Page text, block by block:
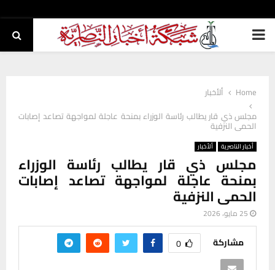
PRIMARY
Home
ألأخبار
مجلس ذي قار يطالب رئاسة الوزراء بمنحة عاجلة لمواجهة تصاعد إصابات
الحمى النزفية
أخبار الناصرية ألأخبار
مجلس ذي قار يطالب رئاسة الوزراء
بمنحة عاجلة لمواجهة تصاعد إصابات
الحمى النزفية
25 مايو، 2026
مشاركة 0